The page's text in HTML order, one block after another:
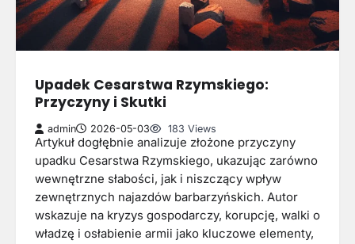
Upadek Cesarstwa Rzymskiego:
Przyczyny i Skutki
admin 2026-05-03 183 Views
Artykuł dogłębnie analizuje złożone przyczyny
upadku Cesarstwa Rzymskiego, ukazując zarówno
wewnętrzne słabości, jak i niszczący wpływ
zewnętrznych najazdów barbarzyńskich. Autor
wskazuje na kryzys gospodarczy, korupcję, walki o
władzę i osłabienie armii jako kluczowe elementy,